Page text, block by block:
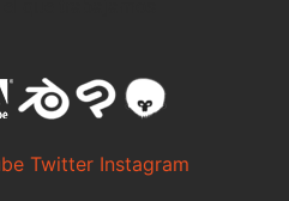
Twitter Instagram